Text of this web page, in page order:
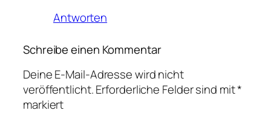
Antworten
Schreibe einen Kommentar
Deine E-Mail-Adresse wird nicht
veröffentlicht.Erforderliche Felder sind mit*
markiert